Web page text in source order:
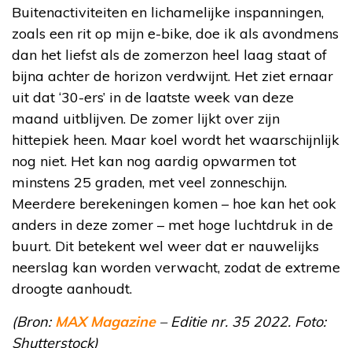
Buitenactiviteiten en lichamelijke inspanningen,
zoals een rit op mijn e-bike, doe ik als avondmens
dan het liefst als de zomerzon heel laag staat of
bijna achter de horizon verdwijnt. Het ziet ernaar
uit dat ‘30-ers’ in de laatste week van deze
maand uitblijven. De zomer lijkt over zijn
hittepiek heen. Maar koel wordt het waarschijnlijk
nog niet. Het kan nog aardig opwarmen tot
minstens 25 graden, met veel zonneschijn.
Meerdere berekeningen komen – hoe kan het ook
anders in deze zomer – met hoge luchtdruk in de
buurt. Dit betekent wel weer dat er nauwelijks
neerslag kan worden verwacht, zodat de extreme
droogte aanhoudt.
(Bron:MAX Magazine– Editie nr. 35 2022. Foto:
Shutterstock)